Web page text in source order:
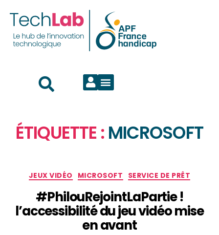
ÉTIQUETTE : MICROSOFT
JEUX VIDÉO MICROSOFT SERVICE DE PRÊT
#PhilouRejointLaPartie !
l’accessibilité du jeu vidéo mise
en avant